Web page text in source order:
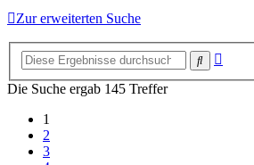
Zur erweiterten Suche
Suche
Die Suche ergab 145 Treffer
1
2
3